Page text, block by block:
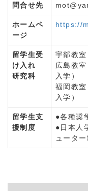
問合せ先
ホームペ
ージ
https://
留学生受
け入れ
研究科
宇部教室
広島教
入学）
福岡教
入学）
留学生支
援制度
●各種奨
●日本人
ュータ